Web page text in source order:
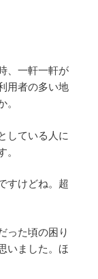
、一軒一軒が
用者の多い地
。
している人に
。
すけどね。超
った頃の困り
いました。ほ